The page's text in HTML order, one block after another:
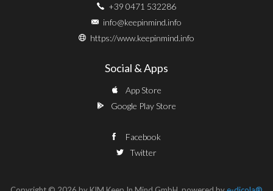
+39 0471 532286
info@keepinmind.info
https://www.keepinmind.info
Social & Apps
App Store
Google Play Store
Facebook
Twitter